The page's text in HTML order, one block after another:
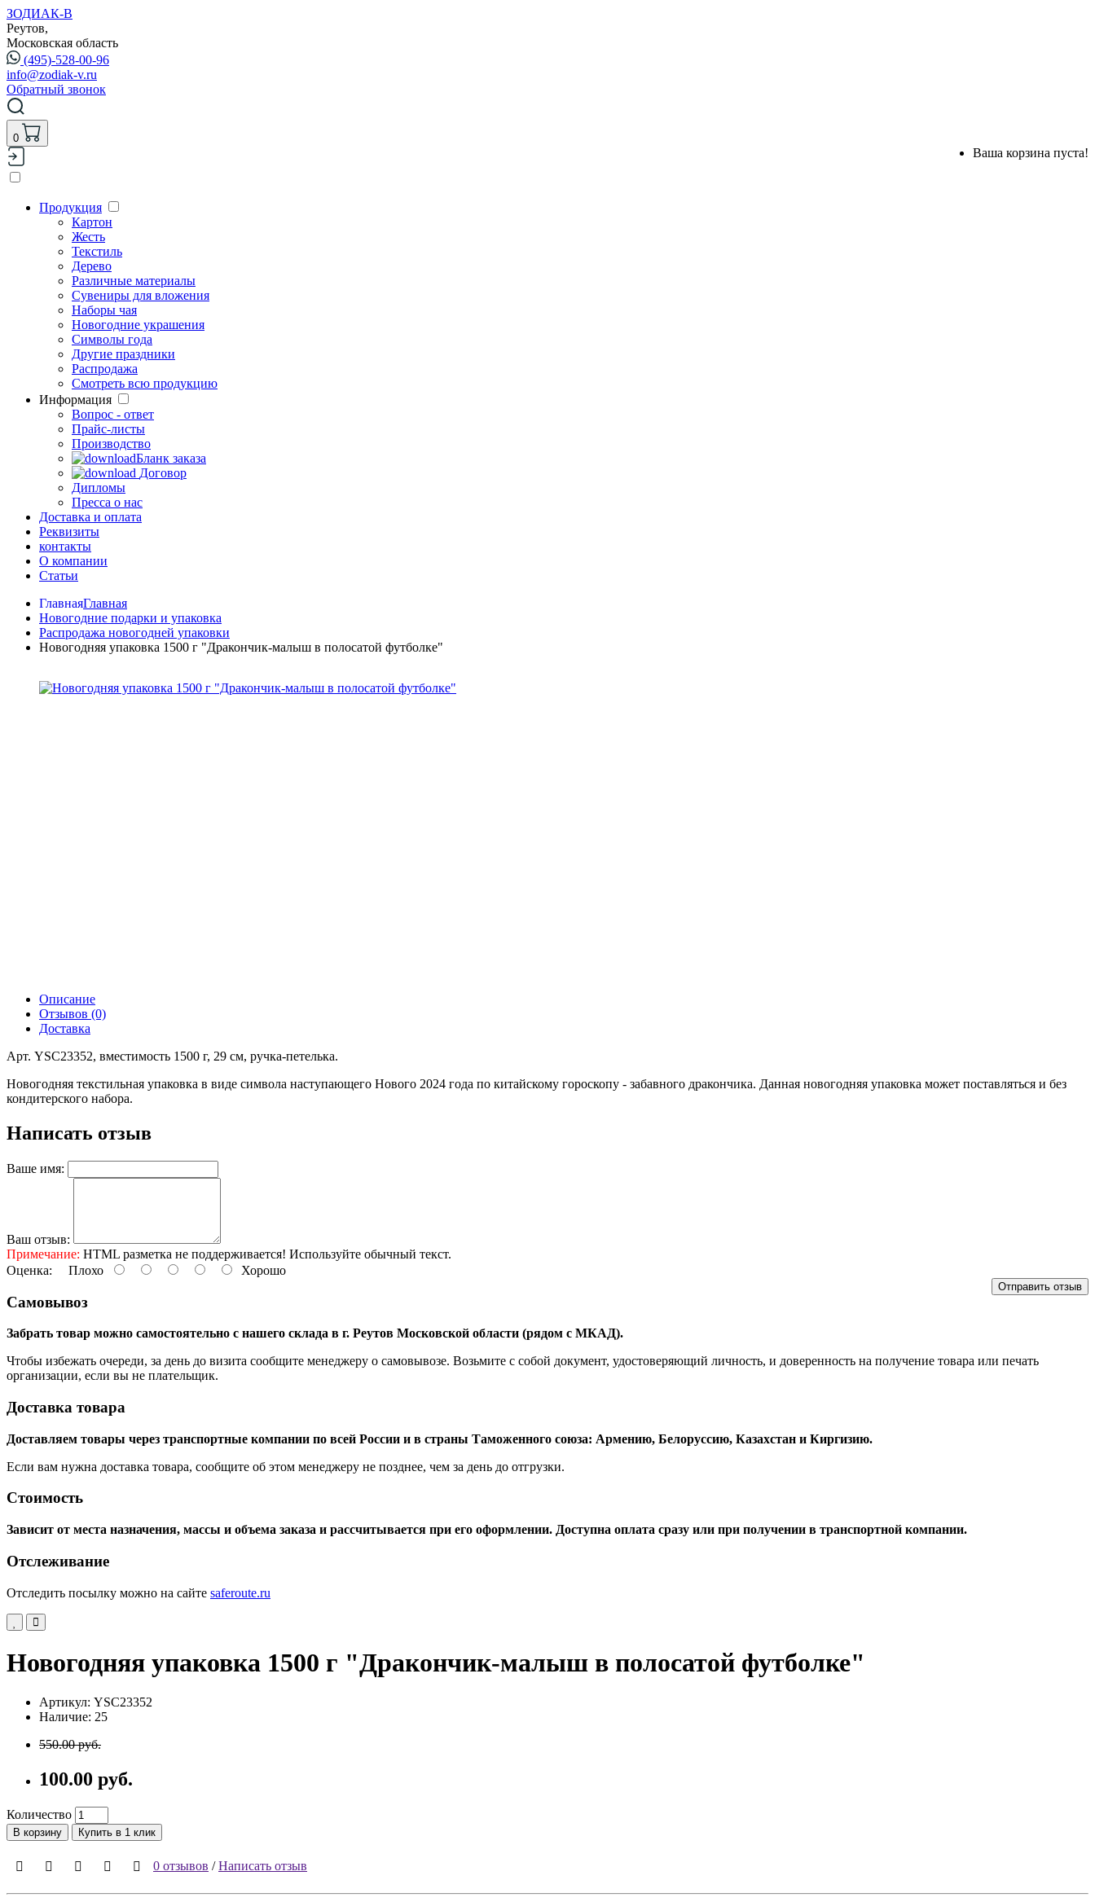
ЗОДИАК-В
Реутов,
Московская область
(495)-528-00-96
info@zodiak-v.ru
Обратный звонок
0
Ваша корзина пуста!
Продукция
Картон
Жесть
Текстиль
Дерево
Различные материалы
Сувениры для вложения
Наборы чая
Новогодние украшения
Символы года
Другие праздники
Распродажа
Смотреть всю продукцию
Информация
Вопрос - ответ
Прайс-листы
Производство
Бланк заказа
Договор
Дипломы
Пресса о нас
Доставка и оплата
Реквизиты
контакты
О компании
Статьи
Главная
Новогодние подарки и упаковка
Распродажа новогодней упаковки
Новогодняя упаковка 1500 г "Дракончик-малыш в полосатой футболке"
Описание
Отзывов (0)
Доставка
Арт. YSC23352, вместимость 1500 г, 29 см, ручка-петелька.
Новогодняя текстильная упаковка в виде символа наступающего Нового 2024 года по китайскому гороскопу - забавного дракончика. Данная новогодняя упаковка может поставляться и без
кондитерского набора.
Написать отзыв
Ваше имя:
Ваш отзыв:
Примечание: HTML разметка не поддерживается! Используйте обычный текст.
Оценка: Плохо Хорошо
Отправить отзыв
Самовывоз
Забрать товар можно самостоятельно с нашего склада в г. Реутов Московской области (рядом с МКАД).
Чтобы избежать очереди, за день до визита сообщите менеджеру о самовывозе. Возьмите с собой документ, удостоверяющий личность, и доверенность на получение товара или печать
организации, если вы не плательщик.
Доставка товара
Доставляем товары через транспортные компании по всей России и в страны Таможенного союза: Армению, Белоруссию, Казахстан и Киргизию.
Если вам нужна доставка товара, сообщите об этом менеджеру не позднее, чем за день до отгрузки.
Стоимость
Зависит от места назначения, массы и объема заказа и рассчитывается при его оформлении. Доступна оплата сразу или при получении в транспортной компании.
Отслеживание
Отследить посылку можно на сайте saferoute.ru
Новогодняя упаковка 1500 г "Дракончик-малыш в полосатой футболке"
Артикул: YSC23352
Наличие: 25
550.00 руб.
100.00 руб.
Количество
В корзину Купить в 1 клик
0 отзывов /Написать отзыв